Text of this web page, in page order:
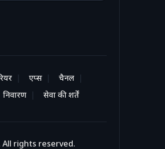
एप्स
चैनल
निवारण सेवा की शर्तें
All rights reserved.